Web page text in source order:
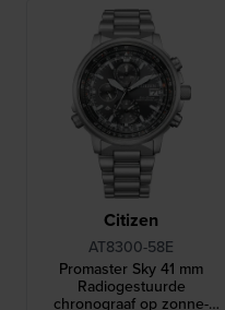
Citizen
AT8300-58E
Promaster Sky 41 mm
Radiogestuurde
chronograaf op zonne-